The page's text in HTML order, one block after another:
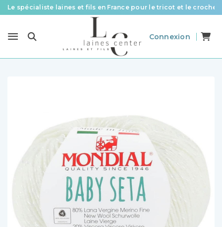
Le spécialiste laines et fils en France pour le tricot et le crochet
Livraison offerte à partir de 58 € d’achat
Connexion